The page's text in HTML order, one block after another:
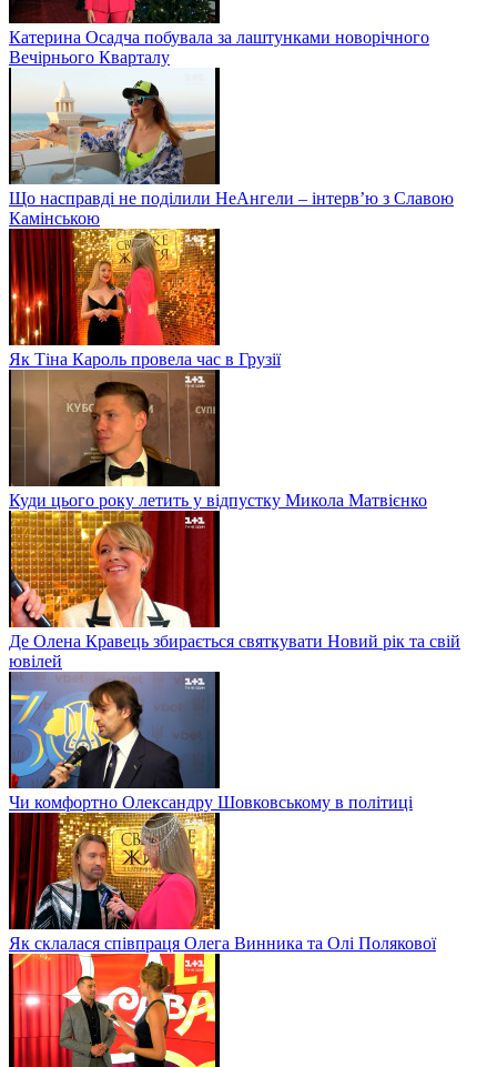
Катерина Осадча побувала за лаштунками новорічного
Вечірнього Кварталу
Що насправді не поділили НеАнгели – інтерв’ю з Славою
Камінською
Як Тіна Кароль провела час в Грузії
Куди цього року летить у відпустку Микола Матвієнко
Де Олена Кравець збирається святкувати Новий рік та свій
ювілей
Чи комфортно Олександру Шовковському в політиці
Як склалася співпраця Олега Винника та Олі Полякової